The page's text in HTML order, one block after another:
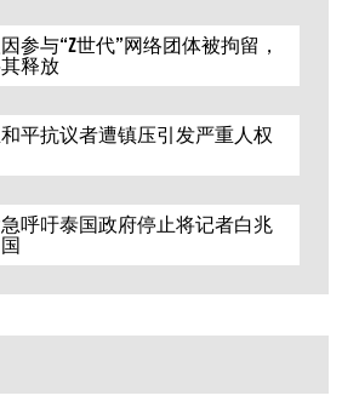
参与“Z世代”网络团体被拘留，
释放
平抗议者遭镇压引发严重人权
呼吁泰国政府停止将记者白兆